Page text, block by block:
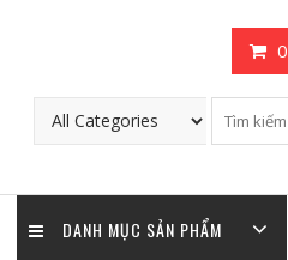
0
DANH MỤC SẢN PHẨM